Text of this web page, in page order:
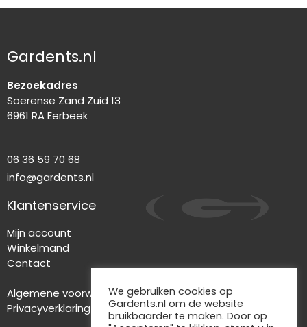
Gardents.nl
Bezoekadres
Soerense Zand Zuid 13
6961 RA Eerbeek
06 36 59 70 68
info@gardents.nl
Klantenservice
Mijn account
Winkelmand
Contact
Algemene voorwaarden
Privacyverklaring
We gebruiken cookies op
Gardents.nl om de website
bruikbaarder te maken. Door op